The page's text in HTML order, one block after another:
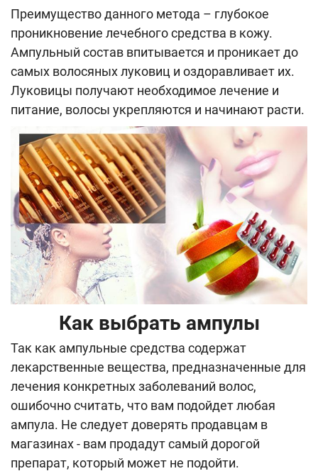
Преимущество данного метода – глубокое
проникновение лечебного средства в кожу.
Ампульный состав впитывается и проникает до
самых волосяных луковиц и оздоравливает их.
Луковицы получают необходимое лечение и
питание, волосы укрепляются и начинают расти.
Как выбрать ампулы
Так как ампульные средства содержат
лекарственные вещества, предназначенные для
лечения конкретных заболеваний волос,
ошибочно считать, что вам подойдет любая
ампула. Не следует доверять продавцам в
магазинах - вам продадут самый дорогой
препарат, который может не подойти.